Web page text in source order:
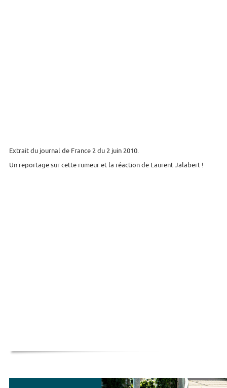
Extrait du journal de France 2 du 2 juin 2010.
Un reportage sur cette rumeur et la réaction de Laurent Jalabert !